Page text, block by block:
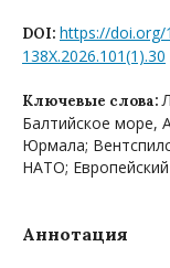
DOI: https://doi.org/
138X.2026.101(1).30
Ключевые слова:
Балтийское море,
Юрмала;
НАТО;
Аннотация